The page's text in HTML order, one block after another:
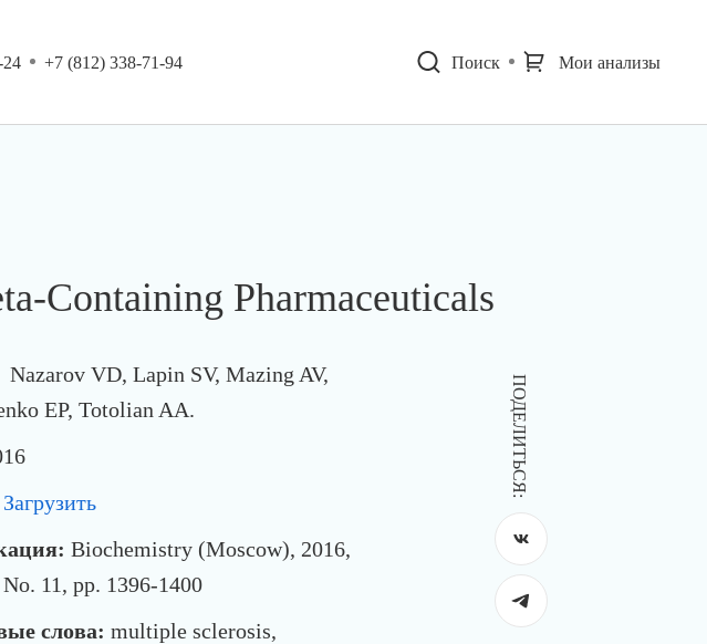
24 +7 (812) 338-71-94 Поиск Мои анализы
Containing Pharmaceuticals
Nazarov VD, Lapin SV, Mazing AV,
EP, Totolian AA.
Загрузить
Biochemistry (Moscow), 2016,
11, pp. 1396-1400
слова: multiple sclerosis,
ПОДЕЛИТЬСЯ: